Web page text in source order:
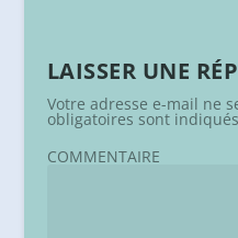
LAISSER UNE
Votre adresse e-mail ne
obligatoires sont
COMMENTAIRE